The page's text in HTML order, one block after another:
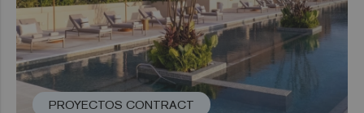
PROYECTOS CONTRACT